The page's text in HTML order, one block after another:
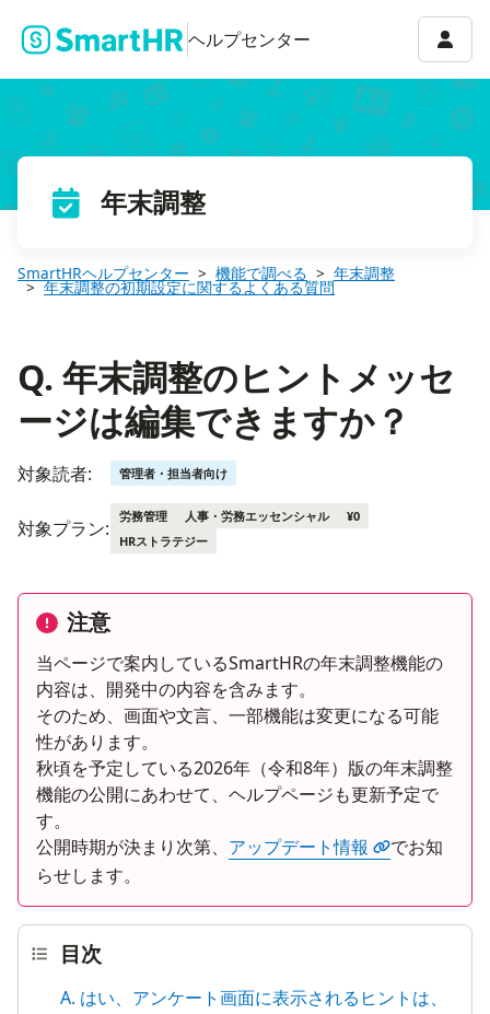
ヘルプセンター アカ
年末調整
SmartHRヘルプセンター 機能で調べる 年末調整
年末調整の初期設定に関するよくある質問
Q. 年末調整のヒントメッセ
ージは編集できますか？
対象読者: 管理者・担当者向け
対象プラン:
労務管理 人事・労務エッセンシャル
¥0
HRストラテジー
注意
当ページで案内しているSmartHRの年末調整機能の
内容は、開発中の内容を含みます。
そのため、画面や文言、一部機能は変更になる可能
性があります。
秋頃を予定している2026年（令和8年）版の年末調整
機能の公開にあわせて、ヘルプページも更新予定で
す。
公開時期が決まり次第、 アップデート情報
でお知
らせします。
目次
A. はい、アンケート画面に表示されるヒントは、